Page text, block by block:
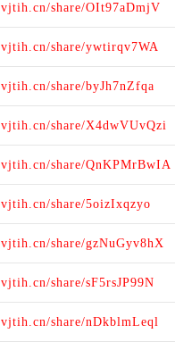
share/OIt97aDmjV
share/ywtirqv7WA
share/byJh7nZfqa
share/X4dwVUvQzi
share/QnKPMrBwIA
share/5oizIxqzyo
share/gzNuGyv8hX
share/sF5rsJP99N
share/nDkblmLeql